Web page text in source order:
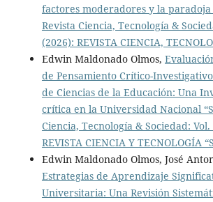
factores moderadores y la
Revista Ciencia, Tecnología &
(2026): REVISTA CIENCIA,
Edwin Maldonado Olmos,
de Pensamiento Crítico-
de Ciencias de la Educación: Una
crítica en la Universidad Nacional
Ciencia, Tecnología & Sociedad:
REVISTA CIENCIA Y TECNOLOGÍA
Edwin Maldonado Olmos, José
Estrategias de Aprendizaje
Universitaria: Una Revisión